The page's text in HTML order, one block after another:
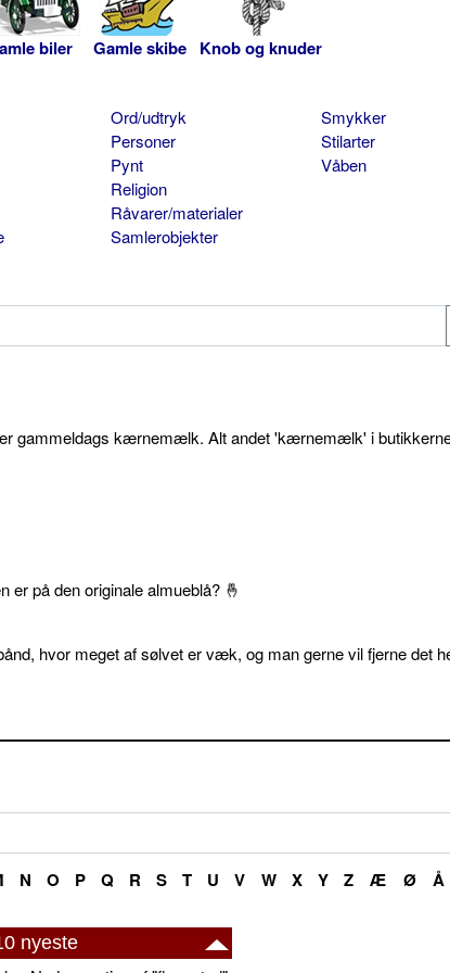
biler Gamle skibe Knob og knuder
Ord/udtryk
Personer
Pynt
Religion
Råvarer/materialer
Samlerobjekter
Smykker
Stilarter
Våben
gammeldags kærnemælk. Alt andet 'kærnemælk' i
er på den originale almueblå? 🤞
hvor meget af sølvet er væk, og man gerne vil fjerne det
N O P Q R S T U V W X Y Z Æ Ø Å
nyeste